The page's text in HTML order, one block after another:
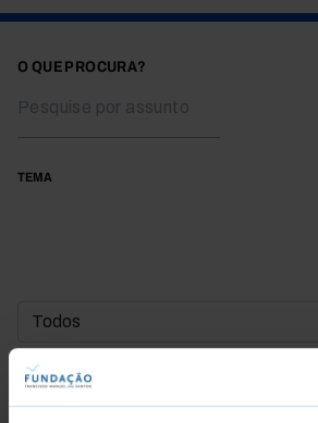
O QUE PROCURA?
TEMA
DATA DE INÍCIO